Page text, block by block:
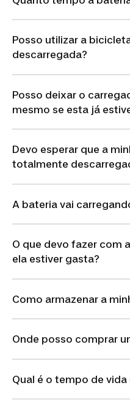
Posso utilizar a
descarregada?
Posso deixar o
mesmo se esta já
Devo esperar que a
totalmente
A bateria vai
O que devo fazer com
ela estiver gasta?
Como armazenar a
Onde posso comprar
Qual é o tempo de